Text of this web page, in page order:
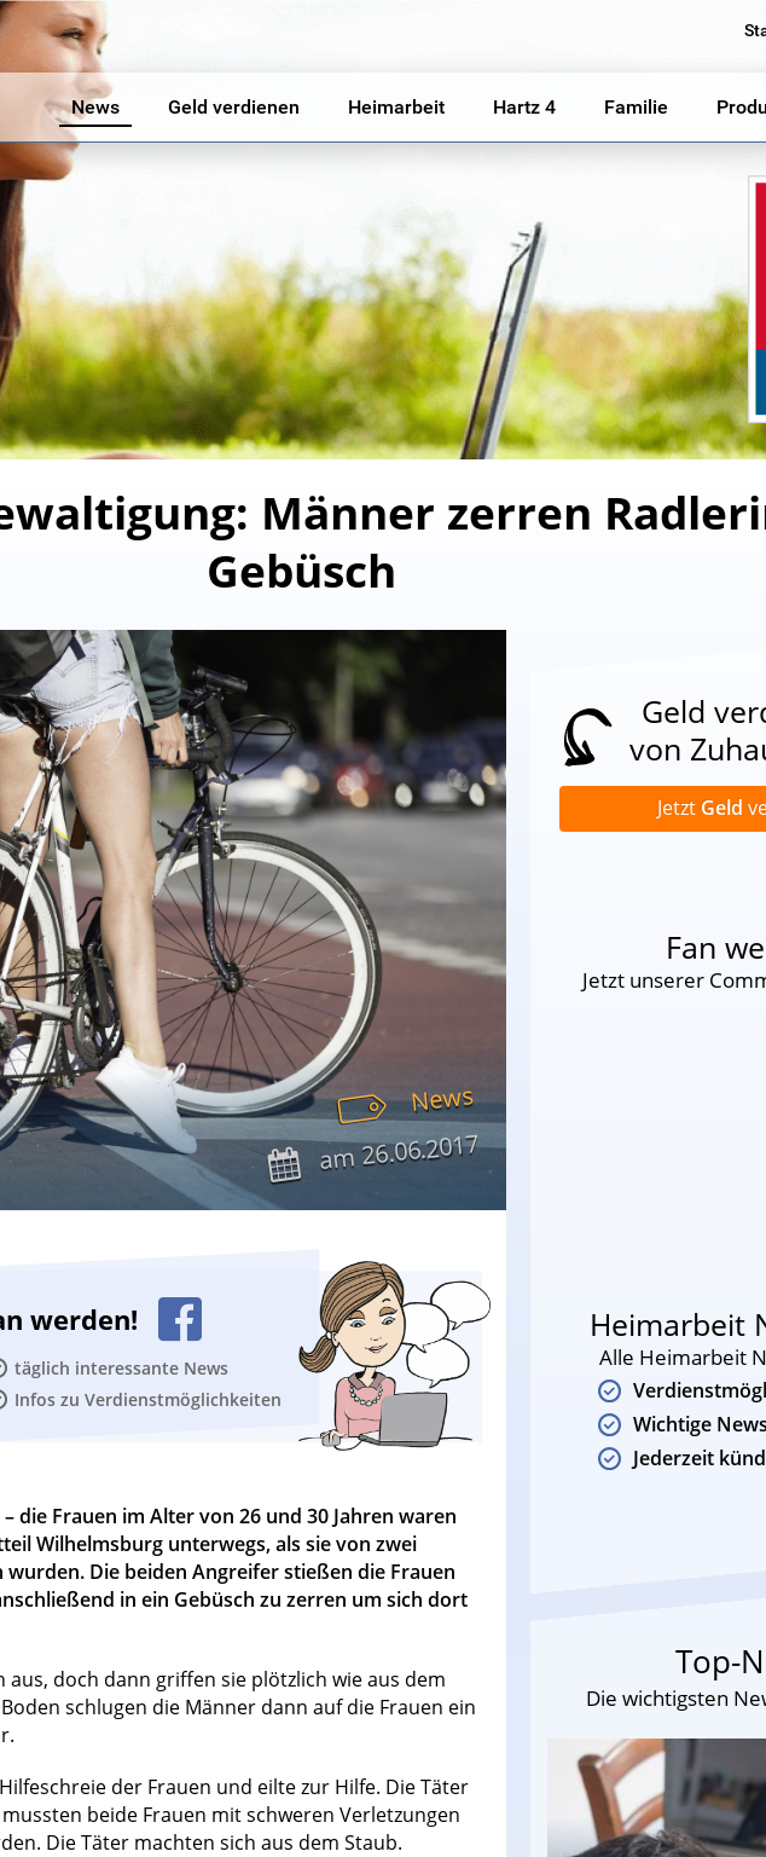
News Geld verdienen Heimarbeit Hartz 4 Familie
Männer zerren
Gebüsch
News
am26.06.2017
werden!
täglich interessante News
Infos zu Verdienstmöglichkeiten
die Frauen im Alter von 26 und 30 Jahren waren
Wilhelmsburg unterwegs, als sie von zwei
Die beiden Angreifer stießen die Frauen
in ein Gebüsch zu zerren um sich dort
doch dann griffen sie plötzlich wie aus dem
schlugen die Männer dann auf die Frauen ein
der Frauen und eilte zur Hilfe. Die Täter
beide Frauen mit schweren Verletzungen
Die Täter machten sich aus dem Staub.
Geld
von
Jetzt Geld
Fan
Jetzt unserer
Heimarbeit
Alle Heimarbeit
Wichtige News
Jederzeit
Top-
Die wichtigsten